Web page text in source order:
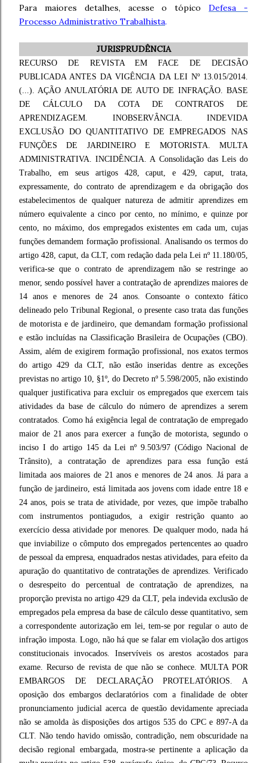
Para maiores detalhes, acesse o tópico
Defesa -
Processo Administrativo Trabalhista.
JURISPRUDÊNCIA
RECURSO DE REVISTA EM FACE DE DECISÃO
PUBLICADA ANTES DA VIGÊNCIA DA LEI Nº 13.015/2014.
(...). AÇÃO ANULATÓRIA DE AUTO DE INFRAÇÃO. BASE
DE CÁLCULO DA COTA DE CONTRATOS DE
APRENDIZAGEM. INOBSERVÂNCIA. INDEVIDA
EXCLUSÃO DO QUANTITATIVO DE EMPREGADOS NAS
FUNÇÕES DE JARDINEIRO E MOTORISTA. MULTA
ADMINISTRATIVA. INCIDÊNCIA. A Consolidação das Leis do
Trabalho, em seus artigos 428, caput, e 429, caput, trata,
expressamente, do contrato de aprendizagem e da obrigação dos
estabelecimentos de qualquer natureza de admitir aprendizes em
número equivalente a cinco por cento, no mínimo, e quinze por
cento, no máximo, dos empregados existentes em cada um, cujas
funções demandem formação profissional. Analisando os termos do
artigo 428, caput, da CLT, com redação dada pela Lei nº 11.180/05,
verifica-se que o contrato de aprendizagem não se restringe ao
menor, sendo possível haver a contratação de aprendizes maiores de
14 anos e menores de 24 anos. Consoante o contexto fático
delineado pelo Tribunal Regional, o presente caso trata das funções
de motorista e de jardineiro, que demandam formação profissional
e estão incluídas na Classificação Brasileira de Ocupações (CBO).
Assim, além de exigirem formação profissional, nos exatos termos
do artigo 429 da CLT, não estão inseridas dentre as exceções
previstas no artigo 10, §1º, do Decreto nº 5.598/2005, não existindo
qualquer justificativa para excluir os empregados que exercem tais
atividades da base de cálculo do número de aprendizes a serem
contratados. Como há exigência legal de contratação de empregado
maior de 21 anos para exercer a função de motorista, segundo o
inciso I do artigo 145 da Lei nº 9.503/97 (Código Nacional de
Trânsito), a contratação de aprendizes para essa função está
limitada aos maiores de 21 anos e menores de 24 anos. Já para a
função de jardineiro, está limitada aos jovens com idade entre 18 e
24 anos, pois se trata de atividade, por vezes, que impõe trabalho
com instrumentos pontiagudos, a exigir restrição quanto ao
exercício dessa atividade por menores. De qualquer modo, nada há
que inviabilize o cômputo dos empregados pertencentes ao quadro
de pessoal da empresa, enquadrados nestas atividades, para efeito da
apuração do quantitativo de contratações de aprendizes. Verificado
o desrespeito do percentual de contratação de aprendizes, na
proporção prevista no artigo 429 da CLT, pela indevida exclusão de
empregados pela empresa da base de cálculo desse quantitativo, sem
a correspondente autorização em lei, tem-se por regular o auto de
infração imposta. Logo, não há que se falar em violação dos artigos
constitucionais invocados. Inservíveis os arestos acostados para
exame. Recurso de revista de que não se conhece. MULTA POR
EMBARGOS DE DECLARAÇÃO PROTELATÓRIOS. A
oposição dos embargos declaratórios com a finalidade de obter
pronunciamento judicial acerca de questão devidamente apreciada
não se amolda às disposições dos artigos 535 do CPC e 897-A da
CLT. Não tendo havido omissão, contradição, nem obscuridade na
decisão regional embargada, mostra-se pertinente a aplicação da